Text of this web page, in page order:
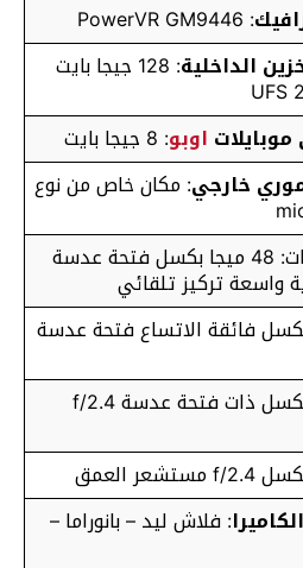
: PowerVR GM9446
الداخلية : 128 جيجا بايت
اوبو: 8 جيجا بايت
خارجي: مكان خاص من نوع
أربع عدسات: 48 ميجا بكسل فتحة عدسة
بكسل فائقة الاتساع فتحة عدسة
: 2 ميجا بكسل ذات فتحة عدسة f/2.4
: فلاش ليد – بانوراما –